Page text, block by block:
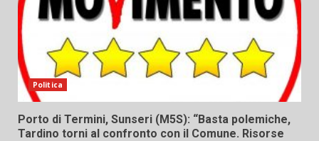
Politica
Porto di Termini, Sunseri (M5S): “Basta polemiche,
Tardino torni al confronto con il Comune. Risorse